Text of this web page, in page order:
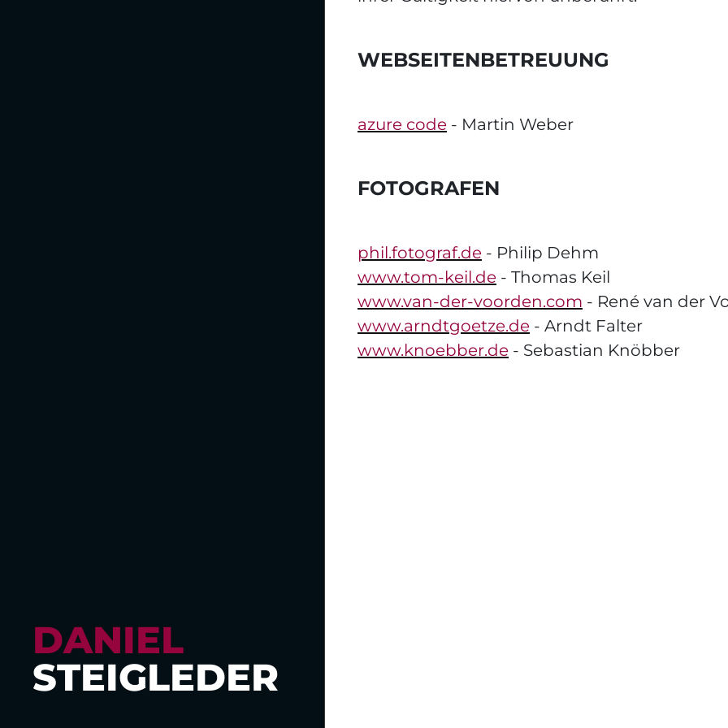
DANIEL
STEIGLEDER
WEBSEITENBETREUUNG
azure code - Martin Weber
FOTOGRAFEN
phil.fotograf.de - Philip Dehm
www.tom-keil.de - Thomas Keil
www.van-der-voorden.com - René van der
www.arndtgoetze.de - Arndt Falter
www.knoebber.de - Sebastian Knöbber